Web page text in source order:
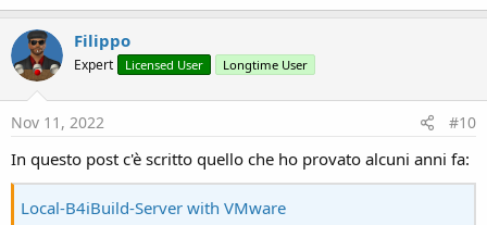
Filippo
Expert Licensed User Longtime User
Nov 11, 2022 #10
In questo post c'è scritto quello che ho provato alcuni anni fa:
Local-B4iBuild-Server with VMware